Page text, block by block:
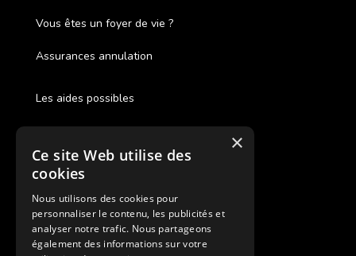
Vous êtes un foyer de vie ?
Assurances annulation
Les aides possibles
Cash Back
Pour les fratries
Facebook Supernova
Instagram Supernova
×
Ce site Web utilise des
cookies
Nous utilisons des cookies pour
personnaliser le contenu, les publicités et
analyser notre trafic. Nous partageons
également des informations sur votre